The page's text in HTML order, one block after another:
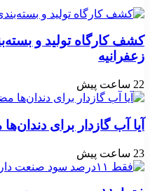
کشف کارگاه تولید و
زعفرانیه
22 ساعت پیش
آیا آب گازدار برای
23 ساعت پیش